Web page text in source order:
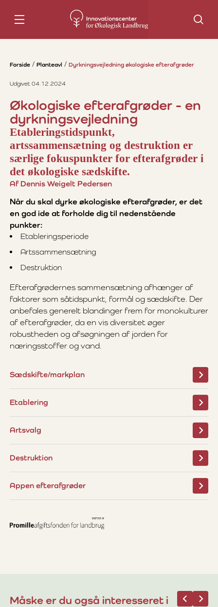
Søg
Forside Planteavl Dyrkningsvejledning økologiske efterafgrøder
Udgivet 04.12.2024
Økologiske efterafgrøder - en
dyrkningsvejledning
Etableringstidspunkt,
artssammensætning og destruktion er
særlige fokuspunkter for efterafgrøder i
det økologiske sædskifte.
Af Dennis Weigelt Pedersen
Når du skal dyrke økologiske efterafgrøder, er det
en god ide at forholde dig til nedenstående
punkter:
Etableringsperiode
Artssammensætning
Destruktion
Efterafgrødernes sammensætning afhænger af
faktorer som såtidspunkt, formål og sædskifte. Der
anbefales generelt blandinger frem for monokulturer
af efterafgrøder, da en vis diversitet øger
robustheden og afsøgningen af jorden for
næringsstoffer og vand.
Sædskifte/markplan
Etablering
Artsvalg
Destruktion
Appen efterafgrøder
Måske er du også interesseret i